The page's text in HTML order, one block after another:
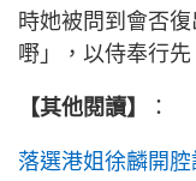
時她被問到會否
嘢」，以侍奉行先
【其他閱讀】 ：
落選港姐徐麟開